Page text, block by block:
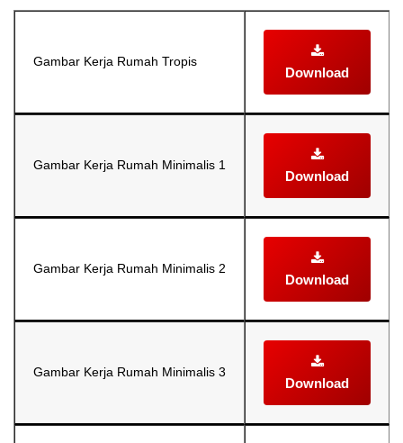
Gambar Kerja Rumah Tropis
Download
Gambar Kerja Rumah Minimalis 1
Download
Gambar Kerja Rumah Minimalis 2
Download
Gambar Kerja Rumah Minimalis 3
Download